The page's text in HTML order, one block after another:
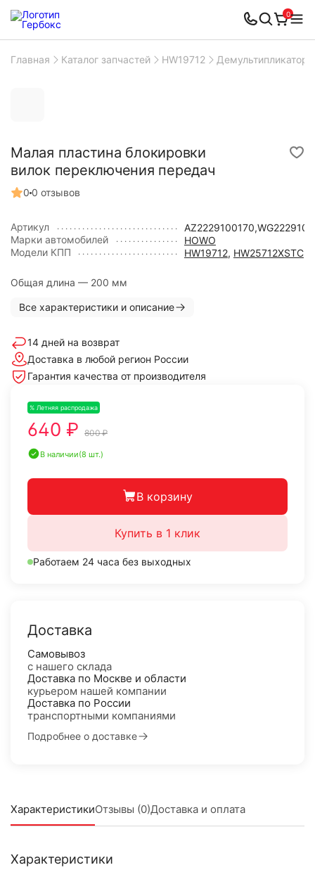
0
Главная Каталог запчастей HW19712 Демультипликатор
Малая пластина блокировки
вилок переключения передач
0 0 отзывов
Артикул
Марки автомобилей
HOWO
Модели КПП
HW19712, HW25712XSTC
Общая длина — 200 мм
Все характеристики и описание
14 дней на возврат
Доставка в любой регион России
Гарантия качества от производителя
% Летняя распродажа
640 ₽ 800 ₽
В наличии(8 шт.)
В корзину
Купить в 1 клик
Работаем 24 часа без выходных
Доставка
Самовывоз
с нашего склада
Доставка по Москве и области
курьером нашей компании
Доставка по России
транспортными компаниями
Подробнее о доставке
ХарактеристикиОтзывы (0)Доставка и оплата
Характеристики